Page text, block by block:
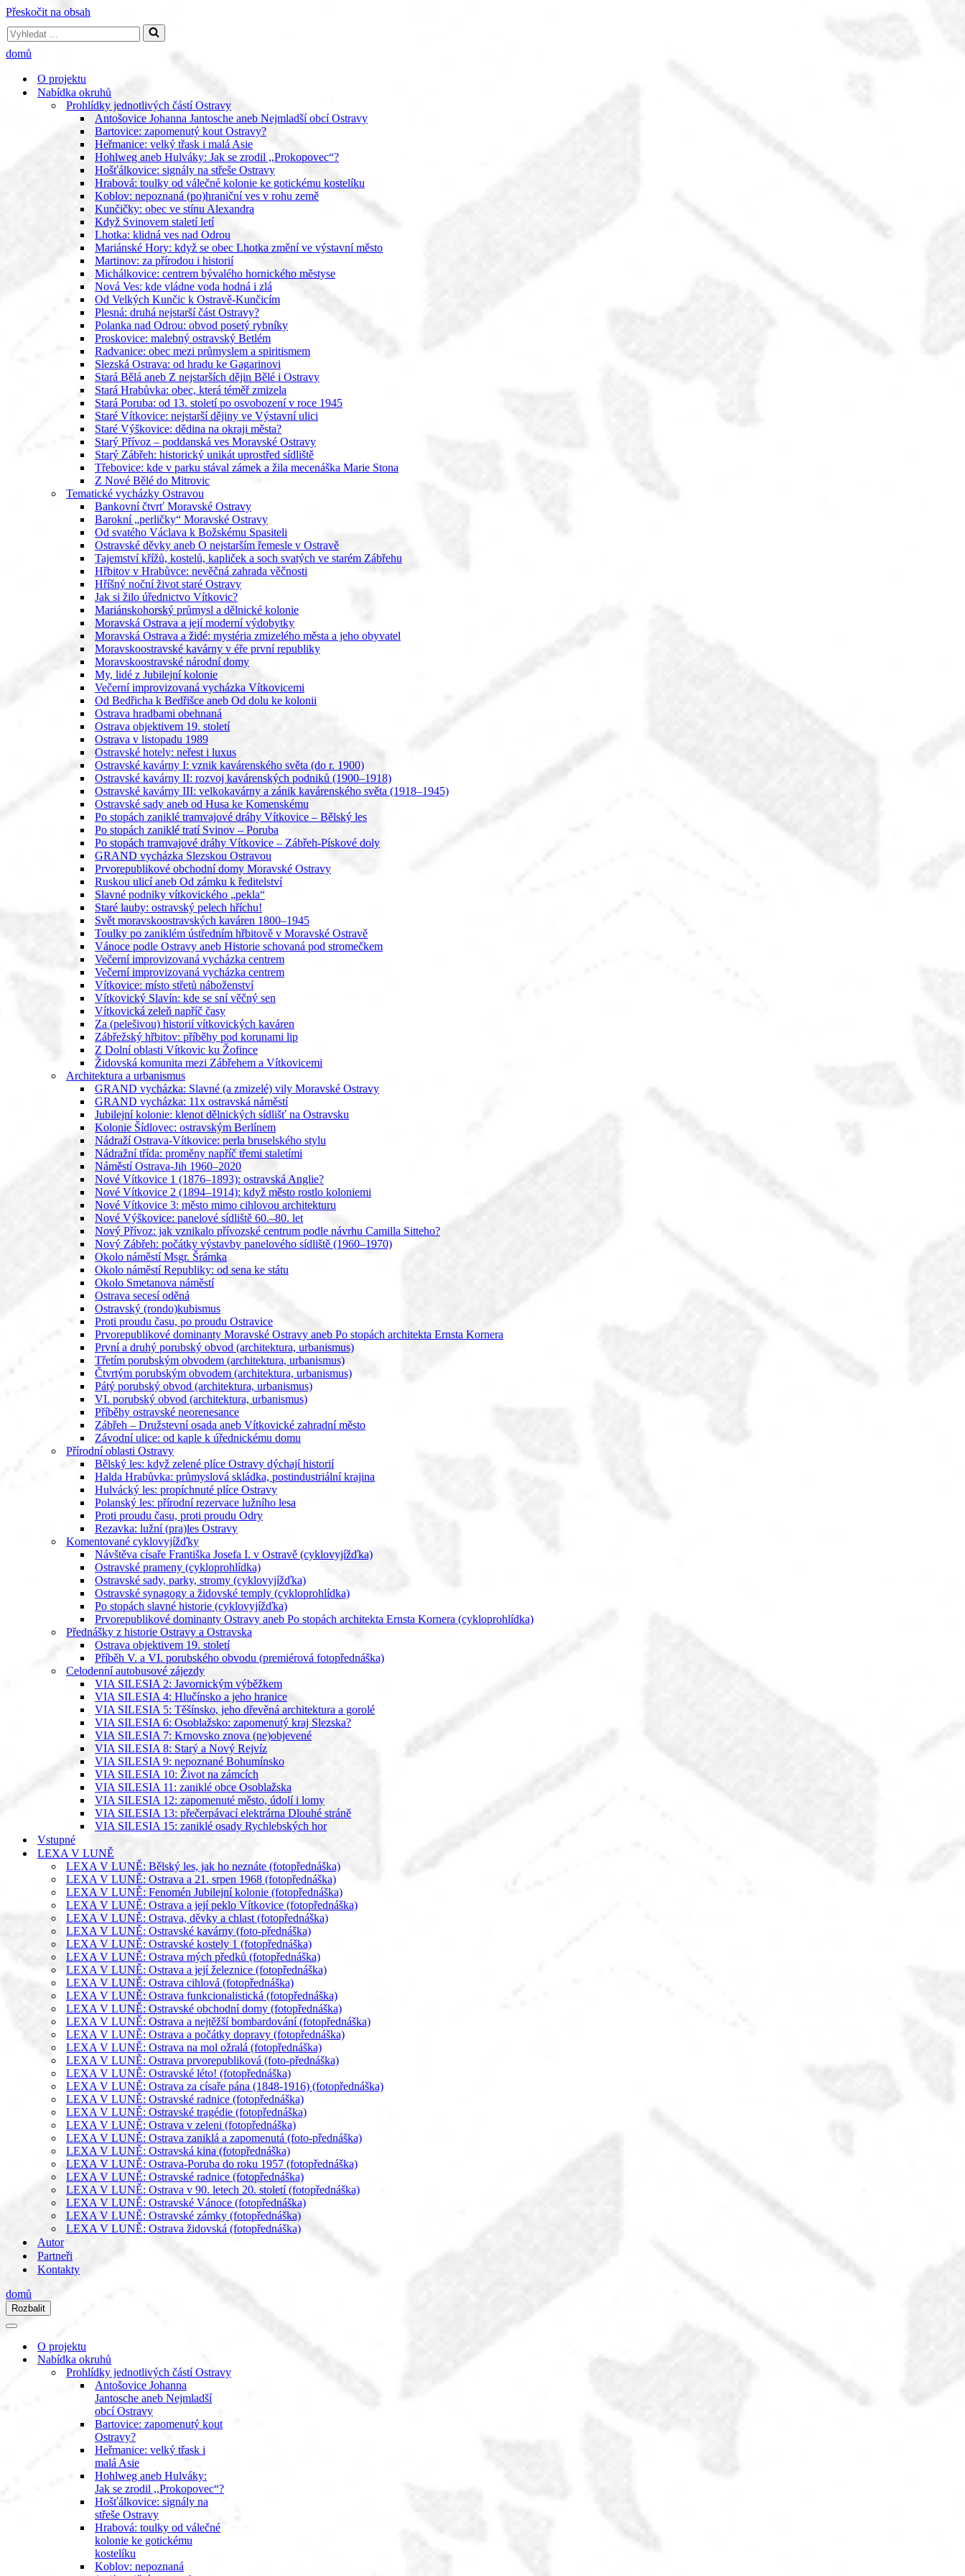
Přeskočit na obsah
Vyhledat
...
domů
O projektu
Nabídka okruhů
Prohlídky jednotlivých částí Ostravy
Antošovice Johanna Jantosche aneb Nejmladší obcí Ostravy
Bartovice: zapomenutý kout Ostravy?
Heřmanice: velký třask i malá Asie
Hohlweg aneb Hulváky: Jak se zrodil ,,Prokopovec“?
Hošťálkovice: signály na střeše Ostravy
Hrabová: toulky od válečné kolonie ke gotickému kostelíku
Koblov: nepoznaná (po)hraniční ves v rohu země
Kunčičky: obec ve stínu Alexandra
Když Svinovem staletí letí
Lhotka: klidná ves nad Odrou
Mariánské Hory: když se obec Lhotka změní ve výstavní město
Martinov: za přírodou i historií
Michálkovice: centrem bývalého hornického městyse
Nová Ves: kde vládne voda hodná i zlá
Od Velkých Kunčic k Ostravě-Kunčicím
Plesná: druhá nejstarší část Ostravy?
Polanka nad Odrou: obvod posetý rybníky
Proskovice: malebný ostravský Betlém
Radvanice: obec mezi průmyslem a spiritismem
Slezská Ostrava: od hradu ke Gagarinovi
Stará Bělá aneb Z nejstarších dějin Bělé i Ostravy
Stará Hrabůvka: obec, která téměř zmizela
Stará Poruba: od 13. století po osvobození v roce 1945
Staré Vítkovice: nejstarší dějiny ve Výstavní ulici
Staré Výškovice: dědina na okraji města?
Starý Přívoz – poddanská ves Moravské Ostravy
Starý Zábřeh: historický unikát uprostřed sídliště
Třebovice: kde v parku stával zámek a žila mecenáška Marie Stona
Z Nové Bělé do Mitrovic
Tematické vycházky Ostravou
Bankovní čtvrť Moravské Ostravy
Barokní „perličky“ Moravské Ostravy
Od svatého Václava k Božskému Spasiteli
Ostravské děvky aneb O nejstarším řemesle v Ostravě
Tajemství křížů, kostelů, kapliček a soch svatých ve starém Zábřehu
Hřbitov v Hrabůvce: nevěčná zahrada věčnosti
Hříšný noční život staré Ostravy
Jak si žilo úřednictvo Vítkovic?
Mariánskohorský průmysl a dělnické kolonie
Moravská Ostrava a její moderní výdobytky
Moravská Ostrava a židé: mystéria zmizelého města a jeho obyvatel
Moravskoostravské kavárny v éře první republiky
Moravskoostravské národní domy
My, lidé z Jubilejní kolonie
Večerní improvizovaná vycházka Vítkovicemi
Od Bedřicha k Bedřišce aneb Od dolu ke kolonii
Ostrava hradbami obehnaná
Ostrava objektivem 19. století
Ostrava v listopadu 1989
Ostravské hotely: neřest i luxus
Ostravské kavárny I: vznik kavárenského světa (do r. 1900)
Ostravské kavárny II: rozvoj kavárenských podniků (1900–1918)
Ostravské kavárny III: velkokavárny a zánik kavárenského světa (1918–1945)
Ostravské sady aneb od Husa ke Komenskému
Po stopách zaniklé tramvajové dráhy Vítkovice – Bělský les
Po stopách zaniklé tratí Svinov – Poruba
Po stopách tramvajové dráhy Vítkovice – Zábřeh-Pískové doly
GRAND vycházka Slezskou Ostravou
Prvorepublikové obchodní domy Moravské Ostravy
Ruskou ulicí aneb Od zámku k ředitelství
Slavné podniky vítkovického „pekla“
Staré lauby: ostravský pelech hříchu!
Svět moravskoostravských kaváren 1800–1945
Toulky po zaniklém ústředním hřbitově v Moravské Ostravě
Vánoce podle Ostravy aneb Historie schovaná pod stromečkem
Večerní improvizovaná vycházka centrem
Večerní improvizovaná vycházka centrem
Vítkovice: místo střetů náboženství
Vítkovický Slavín: kde se sní věčný sen
Vítkovická zeleň napříč časy
Za (pelešivou) historií vítkovických kaváren
Zábřežský hřbitov: příběhy pod korunami lip
Z Dolní oblasti Vítkovic ku Žofince
Židovská komunita mezi Zábřehem a Vítkovicemi
Architektura a urbanismus
GRAND vycházka: Slavné (a zmizelé) vily Moravské Ostravy
GRAND vycházka: 11x ostravská náměstí
Jubilejní kolonie: klenot dělnických sídlišť na Ostravsku
Kolonie Šídlovec: ostravským Berlínem
Nádraží Ostrava-Vítkovice: perla bruselského stylu
Nádražní třída: proměny napříč třemi staletími
Náměstí Ostrava-Jih 1960–2020
Nové Vítkovice 1 (1876–1893): ostravská Anglie?
Nové Vítkovice 2 (1894–1914): když město rostlo koloniemi
Nové Vítkovice 3: město mimo cihlovou architekturu
Nové Výškovice: panelové sídliště 60.–80. let
Nový Přívoz: jak vznikalo přívozské centrum podle návrhu Camilla Sitteho?
Nový Zábřeh: počátky výstavby panelového sídliště (1960–1970)
Okolo náměstí Msgr. Šrámka
Okolo náměstí Republiky: od sena ke státu
Okolo Smetanova náměstí
Ostrava secesí oděná
Ostravský (rondo)kubismus
Proti proudu času, po proudu Ostravice
Prvorepublikové dominanty Moravské Ostravy aneb Po stopách architekta Ernsta Kornera
První a druhý porubský obvod (architektura, urbanismus)
Třetím porubským obvodem (architektura, urbanismus)
Čtvrtým porubským obvodem (architektura, urbanismus)
Pátý porubský obvod (architektura, urbanismus)
VI. porubský obvod (architektura, urbanismus)
Příběhy ostravské neorenesance
Zábřeh – Družstevní osada aneb Vítkovické zahradní město
Závodní ulice: od kaple k úřednickému domu
Přírodní oblasti Ostravy
Bělský les: když zelené plíce Ostravy dýchají historií
Halda Hrabůvka: průmyslová skládka, postindustriální krajina
Hulvácký les: propíchnuté plíce Ostravy
Polanský les: přírodní rezervace lužního lesa
Proti proudu času, proti proudu Odry
Rezavka: lužní (pra)les Ostravy
Komentované cyklovyjížďky
Návštěva císaře Františka Josefa I. v Ostravě (cyklovyjížďka)
Ostravské prameny (cykloprohlídka)
Ostravské sady, parky, stromy (cyklovyjížďka)
Ostravské synagogy a židovské temply (cykloprohlídka)
Po stopách slavné historie (cyklovyjížďka)
Prvorepublikové dominanty Ostravy aneb Po stopách architekta Ernsta Kornera (cykloprohlídka)
Přednášky z historie Ostravy a Ostravska
Ostrava objektivem 19. století
Příběh V. a VI. porubského obvodu (premiérová fotopřednáška)
Celodenní autobusové zájezdy
VIA SILESIA 2: Javornickým výběžkem
VIA SILESIA 4: Hlučínsko a jeho hranice
VIA SILESIA 5: Těšínsko, jeho dřevěná architektura a gorolé
VIA SILESIA 6: Osoblažsko: zapomenutý kraj Slezska?
VIA SILESIA 7: Krnovsko znova (ne)objevené
VIA SILESIA 8: Starý a Nový Rejvíz
VIA SILESIA 9: nepoznané Bohumínsko
VIA SILESIA 10: Život na zámcích
VIA SILESIA 11: zaniklé obce Osoblažska
VIA SILESIA 12: zapomenuté město, údolí i lomy
VIA SILESIA 13: přečerpávací elektrárna Dlouhé stráně
VIA SILESIA 15: zaniklé osady Rychlebských hor
Vstupné
LEXA V LUNĚ
LEXA V LUNĚ: Bělský les, jak ho neznáte (fotopřednáška)
LEXA V LUNĚ: Ostrava a 21. srpen 1968 (fotopřednáška)
LEXA V LUNĚ: Fenomén Jubilejní kolonie (fotopřednáška)
LEXA V LUNĚ: Ostrava a její peklo Vítkovice (fotopřednáška)
LEXA V LUNĚ: Ostrava, děvky a chlast (fotopřednáška)
LEXA V LUNĚ: Ostravské kavárny (foto-přednáška)
LEXA V LUNĚ: Ostravské kostely 1 (fotopřednáška)
LEXA V LUNĚ: Ostrava mých předků (fotopřednáška)
LEXA V LUNĚ: Ostrava a její železnice (fotopřednáška)
LEXA V LUNĚ: Ostrava cihlová (fotopřednáška)
LEXA V LUNĚ: Ostrava funkcionalistická (fotopřednáška)
LEXA V LUNĚ: Ostravské obchodní domy (fotopřednáška)
LEXA V LUNĚ: Ostrava a nejtěžší bombardování (fotopřednáška)
LEXA V LUNĚ: Ostrava a počátky dopravy (fotopřednáška)
LEXA V LUNĚ: Ostrava na mol ožralá (fotopřednáška)
LEXA V LUNĚ: Ostrava prvorepubliková (foto-přednáška)
LEXA V LUNĚ: Ostravské léto! (fotopřednáška)
LEXA V LUNĚ: Ostrava za císaře pána (1848-1916) (fotopřednáška)
LEXA V LUNĚ: Ostravské radnice (fotopřednáška)
LEXA V LUNĚ: Ostravské tragédie (fotopřednáška)
LEXA V LUNĚ: Ostrava v zeleni (fotopřednáška)
LEXA V LUNĚ: Ostrava zaniklá a zapomenutá (foto-přednáška)
LEXA V LUNĚ: Ostravská kina (fotopřednáška)
LEXA V LUNĚ: Ostrava-Poruba do roku 1957 (fotopřednáška)
LEXA V LUNĚ: Ostravské radnice (fotopřednáška)
LEXA V LUNĚ: Ostrava v 90. letech 20. století (fotopřednáška)
LEXA V LUNĚ: Ostravské Vánoce (fotopřednáška)
LEXA V LUNĚ: Ostravské zámky (fotopřednáška)
LEXA V LUNĚ: Ostrava židovská (fotopřednáška)
Autor
Partneři
Kontakty
domů
Rozbalit
Navigační
Navigační
O projektu
Nabídka okruhů
Prohlídky jednotlivých částí Ostravy
Antošovice Johanna
Jantosche aneb Nejmladší
obcí Ostravy
Bartovice: zapomenutý kout
Ostravy?
Heřmanice: velký třask i
malá Asie
Hohlweg aneb Hulváky:
Jak se zrodil ,,Prokopovec“?
Hošťálkovice: signály na
střeše Ostravy
Hrabová: toulky od válečné
kolonie ke gotickému
kostelíku
Koblov: nepoznaná